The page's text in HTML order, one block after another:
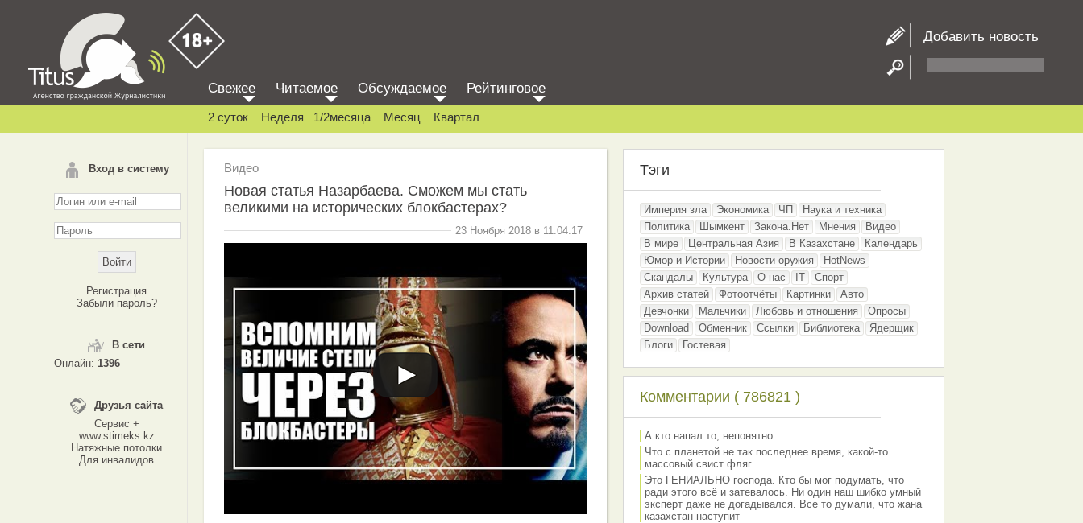
Добавить новость
Вход в систему
Регистрация
Забыли пароль?
В сети
Онлайн: 1396
Друзья сайта
Сервис +
www.stimeks.kz
Натяжные потолки
Для инвалидов
Свежее Читаемое Обсуждаемое Рейтинговое
2 суток Неделя 1/2месяца Месяц Квартал
Видео
Новая статья Назарбаева. Сможем мы стать
великими на исторических блокбастерах?
23 Ноября 2018 в 11:04:17
Тэги
Империя зла Экономика ЧП
Наука и техника
Политика
Шымкент Закона.Нет Мнения
Видео
В мире
Центральная Азия В Казахстане
Календарь
Юмор и Истории
Новости оружия
HotNews
Скандалы
Культура О нас IT
Спорт
Архив статей
Фотоотчёты Картинки
Авто
Девчонки
Мальчики Любовь и отношения
Опросы
Download
Обменник Ссылки Библиотека
Ядерщик
Блоги
Гостевая
Комментарии ( 786821 )
А кто напал то, непонятно
Что с планетой не так последнее время, какой-то
массовый свист фляг
Это ГЕНИАЛЬНО господа. Кто бы мог подумать, что
ради этого всё и затевалось. Ни один наш шибко умный
эксперт даже не догадывался. Все то думали, что жана
казахстан наступит